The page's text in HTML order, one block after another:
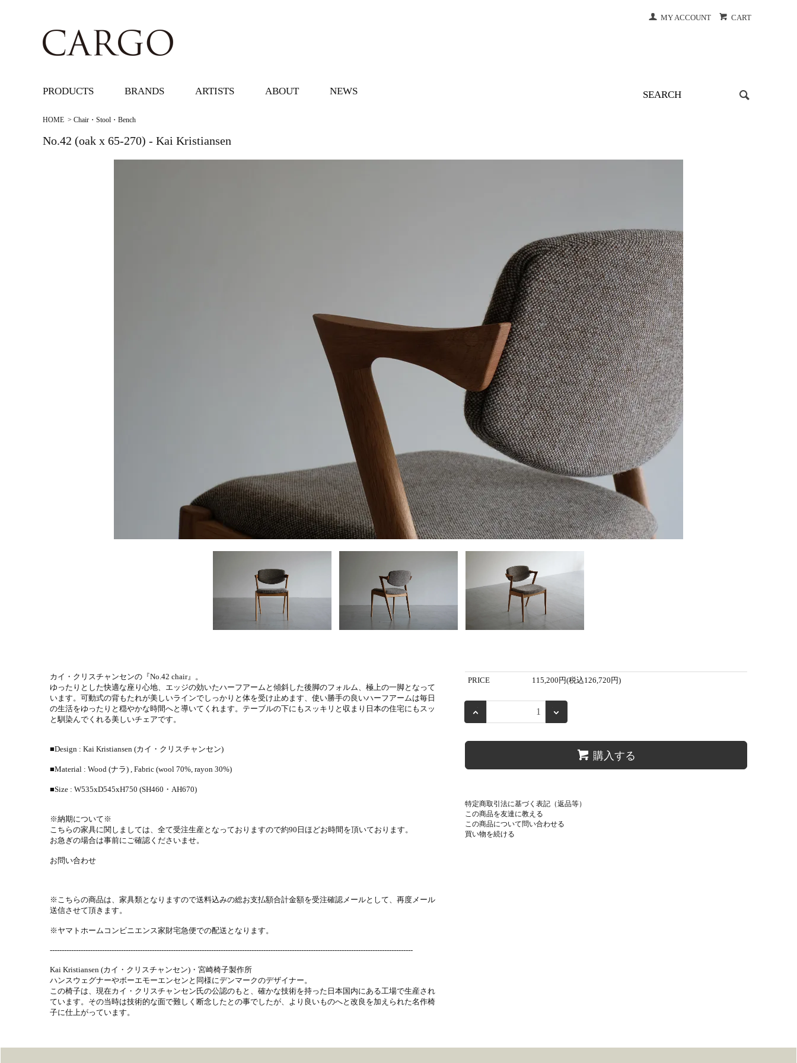
MY ACCOUNT CART
PRODUCTS BRANDS ARTISTS ABOUT NEWS
HOME > Chair・Stool・Bench
No.42 (oak x 65-270) - Kai Kristiansen
カイ・クリスチャンセンの『No.42 chair』。
ゆったりとした快適な座り心地、エッジの効いたハーフアームと傾斜した後脚のフォルム、極上の一脚となって
います。可動式の背もたれが美しいラインでしっかりと体を受け止めます、使い勝手の良いハーフアームは毎日
の生活をゆったりと穏やかな時間へと導いてくれます。テーブルの下にもスッキリと収まり日本の住宅にもスッ
と馴染んでくれる美しいチェアです。
■Design : Kai Kristiansen (カイ・クリスチャンセン)
■Material : Wood (ナラ) , Fabric (wool 70%, rayon 30%)
■Size : W535xD545xH750 (SH460・AH670)
※納期について※
こちらの家具に関しましては、全て受注生産となっておりますので約90日ほどお時間を頂いております。
お急ぎの場合は事前にご確認くださいませ。
お問い合わせ
※こちらの商品は、家具類となりますので送料込みの総お支払額合計金額を受注確認メールとして、再度メール
送信させて頂きます。
※ヤマトホームコンビニエンス家財宅急便での配送となります。
---------------------------------------------------------------------------------------------------------------------------------------------------------
Kai Kristiansen (カイ・クリスチャンセン)・宮崎椅子製作所
ハンスウェグナーやボーエモーエンセンと同様にデンマークのデザイナー。
この椅子は、現在カイ・クリスチャンセン氏の公認のもと、確かな技術を持った日本国内にある工場で生産され
ています。その当時は技術的な面で難しく断念したとの事でしたが、より良いものへと改良を加えられた名作椅
子に仕上がっています。
PRICE 115,200円(税込126,720円)
購入する
特定商取引法に基づく表記（返品等）
この商品を友達に教える
この商品について問い合わせる
買い物を続ける